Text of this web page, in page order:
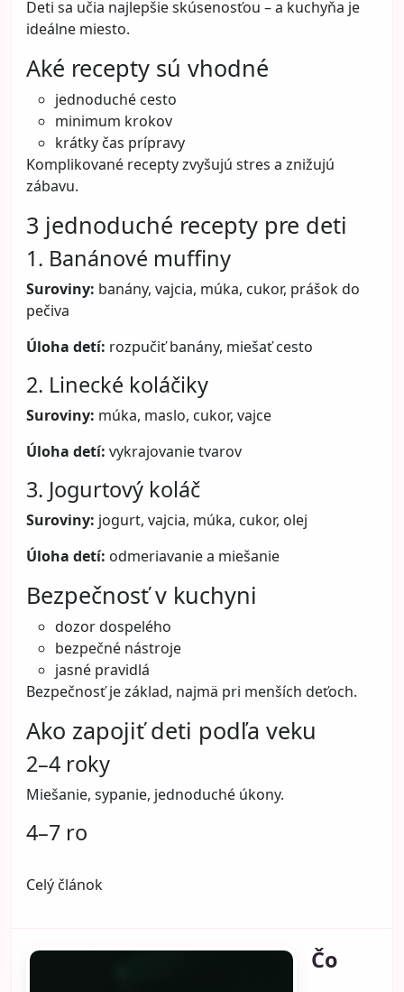
Deti sa učia najlepšie skúsenosťou – a kuchyňa je
ideálne miesto.
Aké recepty sú vhodné
jednoduché cesto
minimum krokov
krátky čas prípravy
Komplikované recepty zvyšujú stres a znižujú
zábavu.
3 jednoduché recepty pre deti
1. Banánové muffiny
Suroviny: banány, vajcia, múka, cukor, prášok do
pečiva
Úloha detí: rozpučiť banány, miešať cesto
2. Linecké koláčiky
Suroviny: múka, maslo, cukor, vajce
Úloha detí: vykrajovanie tvarov
3. Jogurtový koláč
Suroviny: jogurt, vajcia, múka, cukor, olej
Úloha detí: odmeriavanie a miešanie
Bezpečnosť v kuchyni
dozor dospelého
bezpečné nástroje
jasné pravidlá
Bezpečnosť je základ, najmä pri menších deťoch.
Ako zapojiť deti podľa veku
2–4 roky
Miešanie, sypanie, jednoduché úkony.
4–7 ro
Celý článok
Čo